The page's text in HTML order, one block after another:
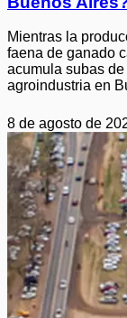
Mientras la
faena de ganado
acumula subas
agroindustria en
8 de agosto de